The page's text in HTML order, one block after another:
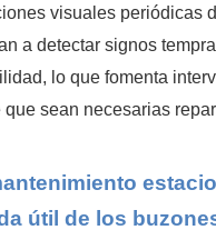
visuales periódicas
a detectar signos
lo que fomenta
que sean necesarias
útil de los